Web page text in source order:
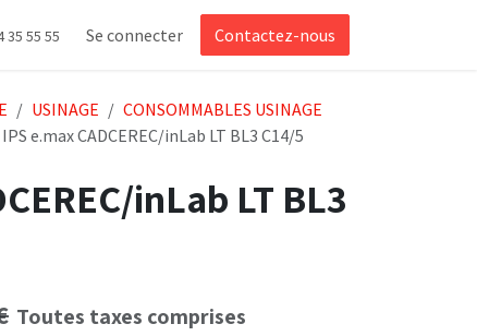
35 55 55 Se connecter Contactez-nous
USINAGE
CONSOMMABLES USINAGE
IPS e.max CADCEREC/inLab LT BL3 C14/5
inLab LT BL3
Toutes taxes comprises